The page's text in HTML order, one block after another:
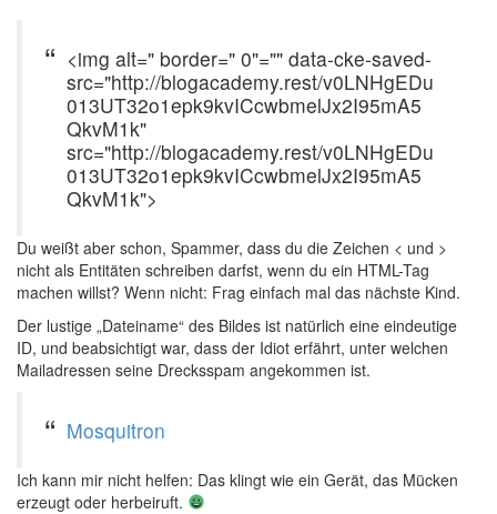
<img alt=" border=" 0"="" data-cke-saved-
src="http://blogacademy.rest/v0LNHgEDu
013UT32o1epk9kvICcwbmelJx2I95mA5
QkvM1k"
src="http://blogacademy.rest/v0LNHgEDu
013UT32o1epk9kvICcwbmelJx2I95mA5
QkvM1k">
Du weißt aber schon, Spammer, dass du die Zeichen < und >
nicht als Entitäten schreiben darfst, wenn du ein HTML-Tag
machen willst? Wenn nicht: Frag einfach mal das nächste Kind.
Der lustige „Dateiname“ des Bildes ist natürlich eine eindeutige
ID, und beabsichtigt war, dass der Idiot erfährt, unter welchen
Mailadressen seine Drecksspam angekommen ist.
Mosquitron
Ich kann mir nicht helfen: Das klingt wie ein Gerät, das Mücken
erzeugt oder herbeiruft.